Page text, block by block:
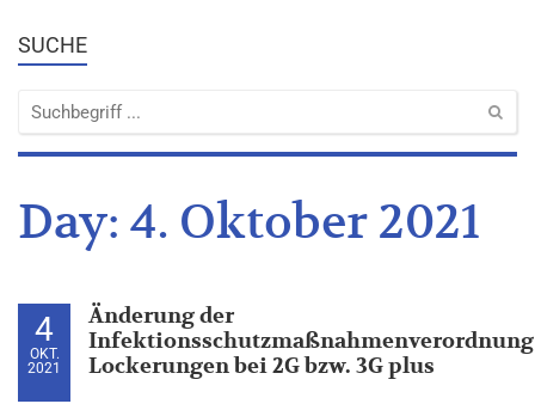
SUCHE
Day: 4. Oktober 2021
4
OKT.
2021
Änderung der
Lockerungen bei 2G bzw. 3G plus